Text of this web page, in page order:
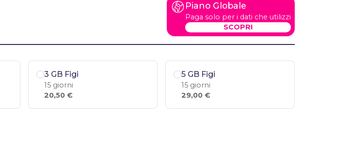
Piano Globale
Paga solo per i dati che utilizzi
SCOPRI
3 GB Figi
15 giorni
20,50 €
5 GB Figi
15 giorni
29,00 €